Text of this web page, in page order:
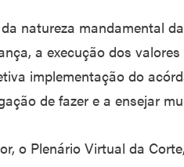
natureza mandamental
a execução dos
implementação do
de fazer e a ensejar
o Plenário Virtual da